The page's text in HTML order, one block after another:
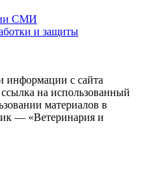
СМИ
и защиты
информации с сайта
на использованный
материалов в
— «Ветеринария и